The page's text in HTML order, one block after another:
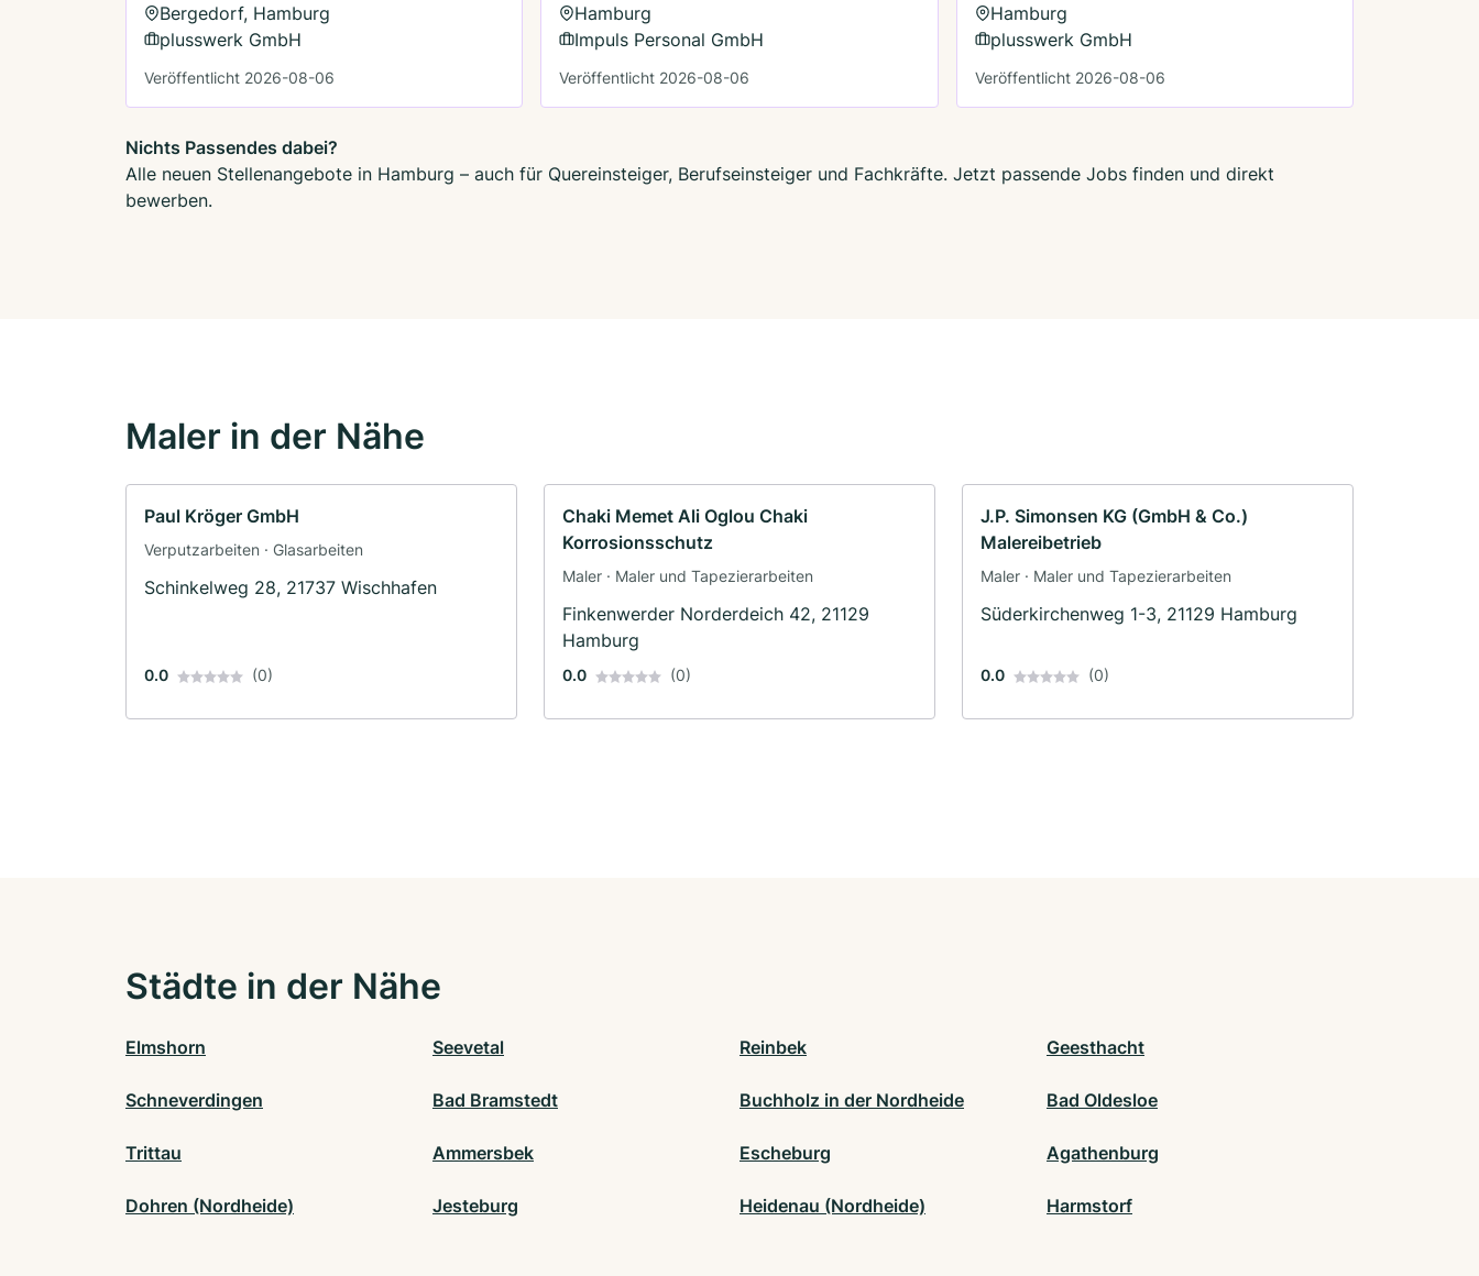
Bergedorf, Hamburg
plusswerk GmbH
Veröffentlicht 2026-08-06
Hamburg
Impuls Personal GmbH
Veröffentlicht 2026-08-06
Hamburg
plusswerk GmbH
Veröffentlicht 2026-08-06
Nichts Passendes dabei?
Alle neuen Stellenangebote in Hamburg – auch für Quereinsteiger, Berufseinsteiger und Fachkräfte. Jetzt passende Jobs finden und direkt
bewerben.
Maler in der Nähe
Paul Kröger GmbH
Verputzarbeiten · Glasarbeiten
Schinkelweg 28, 21737 Wischhafen
0.0 (0)
Chaki Memet Ali Oglou Chaki
Korrosionsschutz
Maler · Maler und Tapezierarbeiten
Finkenwerder Norderdeich 42, 21129
Hamburg
0.0 (0)
J.P. Simonsen KG (GmbH & Co.)
Malereibetrieb
Maler · Maler und Tapezierarbeiten
Süderkirchenweg 1-3, 21129 Hamburg
0.0 (0)
Städte in der Nähe
Elmshorn Seevetal Reinbek Geesthacht
Schneverdingen Bad Bramstedt Buchholz in der Nordheide Bad Oldesloe
Trittau Ammersbek Escheburg Agathenburg
Dohren (Nordheide) Jesteburg Heidenau (Nordheide) Harmstorf